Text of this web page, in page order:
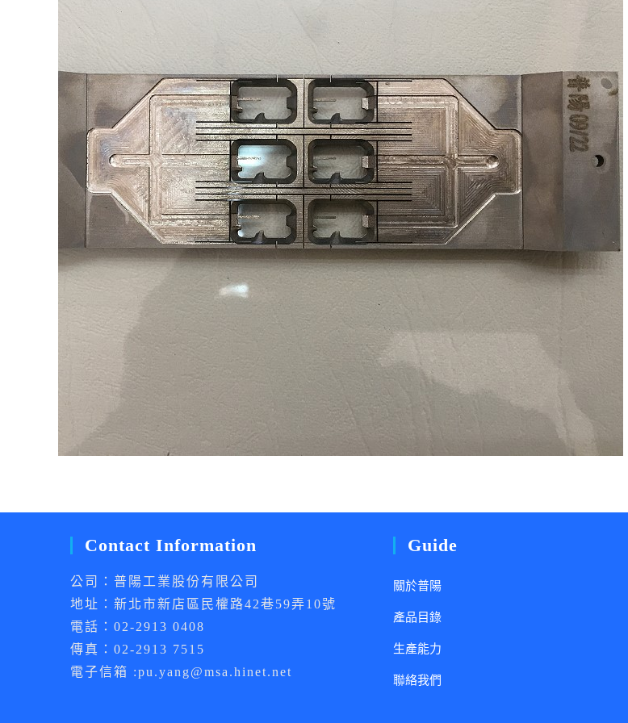
Contact Information
公司：普陽工業股份有限公司
地址：新北市新店區民權路42巷59弄10號
電話：02-2913 0408
傳真：02-2913 7515
電子信箱 :pu.yang@msa.hinet.net
Guide
關於普陽
產品目錄
生產能力
聯絡我們